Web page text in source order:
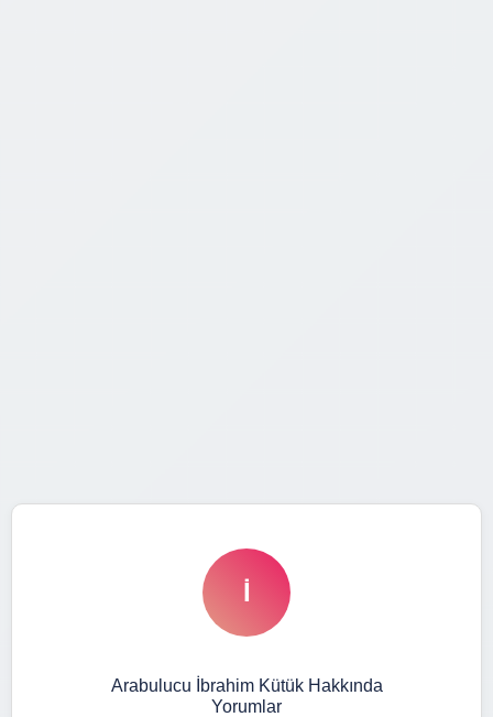
İ
Arabulucu İbrahim Kütük Hakkında
Yorumlar